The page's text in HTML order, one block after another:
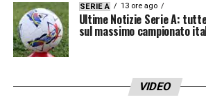
SERIE A 13 ore ago
Ultime Notizie Serie A:
sul massimo campionato
VIDEO